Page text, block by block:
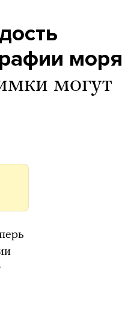
моря
могут